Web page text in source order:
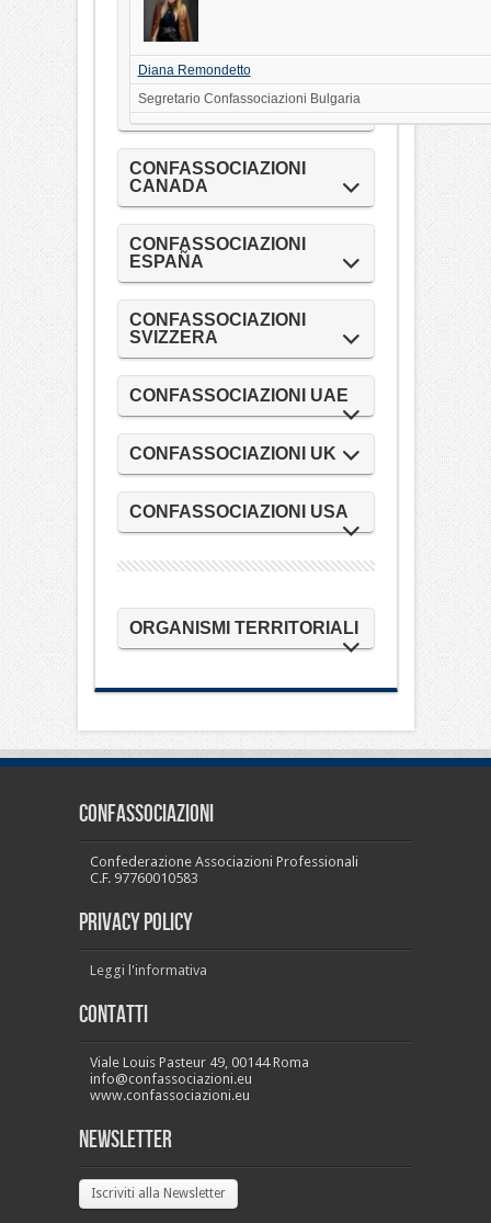
Diana Remondetto
Segretario Confassociazioni Bulgaria
CONFASSOCIAZIONI
CANADA
CONFASSOCIAZIONI
ESPAÑA
CONFASSOCIAZIONI
SVIZZERA
CONFASSOCIAZIONI UAE
CONFASSOCIAZIONI UK
CONFASSOCIAZIONI USA
ORGANISMI TERRITORIALI
CONFASSOCIAZIONI
Confederazione Associazioni Professionali
C.F. 97760010583
PRIVACY POLICY
Leggi l'informativa
Contatti
Viale Louis Pasteur 49, 00144 Roma
info@confassociazioni.eu
www.confassociazioni.eu
Newsletter
Iscriviti alla Newsletter